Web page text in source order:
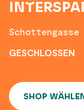
GESCHLOSSEN
SHOP WÄHLEN